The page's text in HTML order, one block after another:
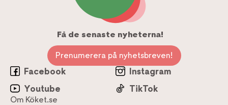
Få de senaste nyheterna!
Prenumerera på nyhetsbreven!
Facebook
Instagram
Youtube
TikTok
Om Köket.se